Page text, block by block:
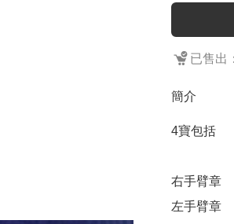
已售出
簡介
4寶包括
右手臂章
左手臂章